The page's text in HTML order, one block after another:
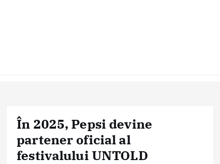
În 2025, Pepsi devine
partener oficial al
festivalului UNTOLD